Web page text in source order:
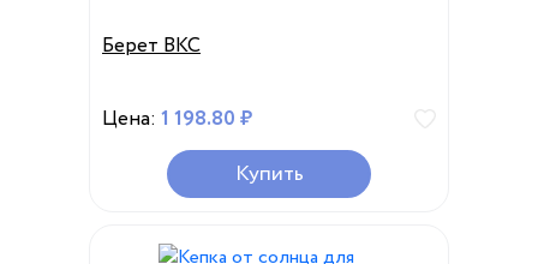
Берет ВКС
Цена: 1 198.80 ₽
Купить